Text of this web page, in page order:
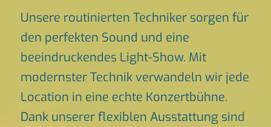
Unsere routinierten Techniker sorgen für
den perfekten Sound und eine
beeindruckendes Light-Show. Mit
modernster Technik verwandeln wir jede
Location in eine echte Konzertbühne.
Dank unserer flexiblen Ausstattung sind